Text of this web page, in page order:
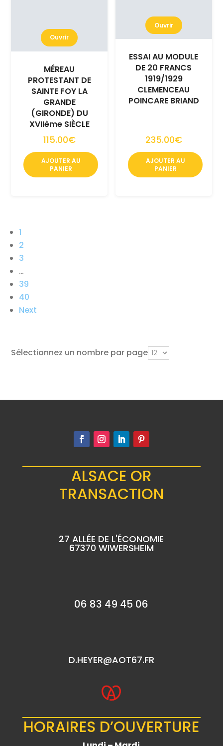
Ouvrir
MÉREAU
PROTESTANT DE
SAINTE FOY LA
GRANDE
(GIRONDE) DU
XVIIème SIÈCLE
115.00€
AJOUTER AU
PANIER
Ouvrir
ESSAI AU MODULE
DE 20 FRANCS
1919/1929
CLEMENCEAU
POINCARE BRIAND
235.00€
AJOUTER AU
PANIER
1
2
3
…
39
40
Next
Sélectionnez un nombre par page
ALSACE OR
TRANSACTION
27 ALLÉE DE L'ÉCONOMIE
67370 WIWERSHEIM
06 83 49 45 06
D.HEYER@AOT67.FR
HORAIRES D’OUVERTURE